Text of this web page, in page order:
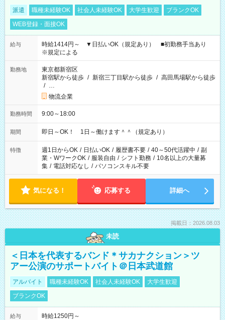
派遣 職種未経験OK 社会人未経験OK 大学生歓迎
ブランクOK
WEB登録・面接OK
給与
時給1414円～ ▼日払いOK（規定あり） ■初勤務手当あり
※規定による
勤務地
東京都新宿区
新宿駅から徒歩 / 新宿三丁目駅から徒歩 / 高田馬場駅から徒歩
/ …
物流企業
勤務時間 9:00～18:00
期間 即日～OK！ 1日～働けます＾＾（規定あり）
特徴 週1日からOK / 日払いOK / 履歴書不要 / 40～50代活躍中 / 副
業・WワークOK / 服装自由 / シフト勤務 / 10名以上の大量募
集 / 電話対応なし / パソコンスキル不要
気になる！ 応募する 詳細へ
掲載日：2026.08.03
未読
＜日本を代表するバンド＊サカナクション＞ツ
アー公演のサポートバイト＠日本武道館
アルバイト 職種未経験OK 社会人未経験OK
大学生歓迎
ブランクOK
給与
時給1250円～